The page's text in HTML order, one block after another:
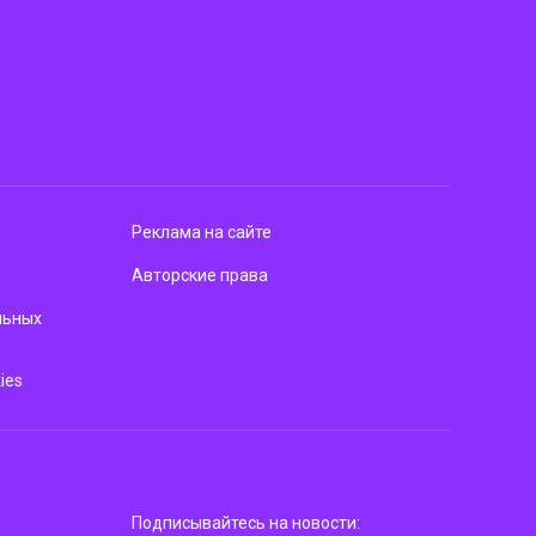
Реклама на сайте
Авторские права
Подписывайтесь на новости: